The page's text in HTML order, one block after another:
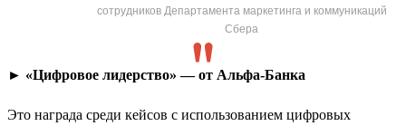
сотрудников Департамента маркетинга и коммуникаций
Сбера
► «Цифровое лидерство» — от Альфа-Банка
Это награда среди кейсов с использованием цифровых